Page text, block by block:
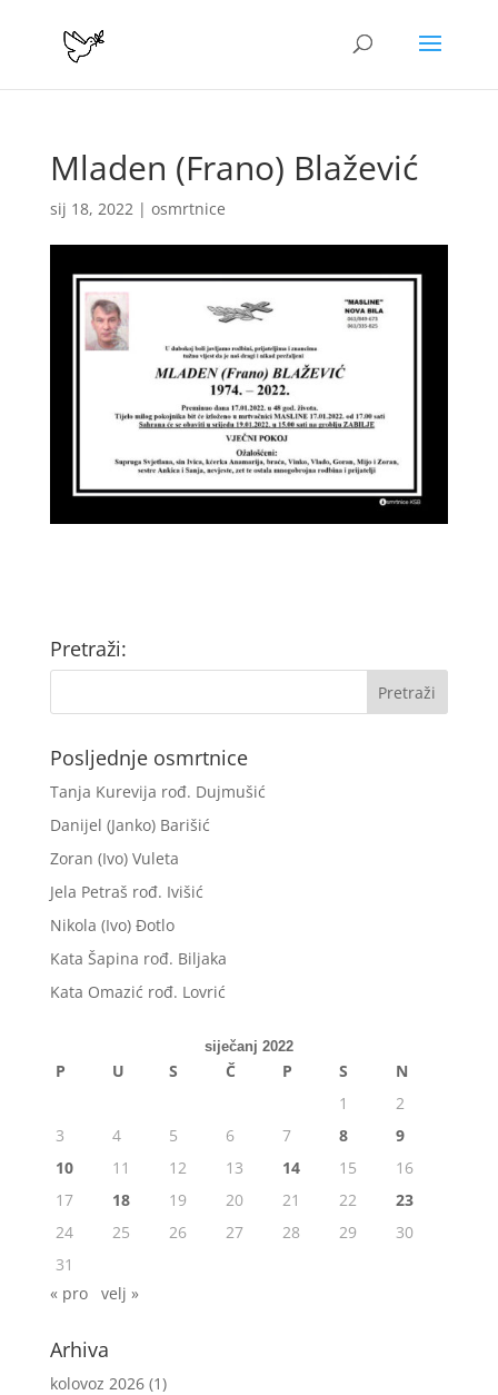
Mladen (Frano) Blažević
sij 18, 2022| osmrtnice
Pretraži:
Posljednje osmrtnice
Tanja Kurevija rođ. Dujmušić
Danijel (Janko) Barišić
Zoran (Ivo) Vuleta
Jela Petraš rođ. Ivišić
Nikola (Ivo) Đotlo
Kata Šapina rođ. Biljaka
Kata Omazić rođ. Lovrić
siječanj 2022
P U S Č P S
N
1
2
3
4 5 6 7 8
9
10
11 12 13 14 15
16
17
18 19 20 21 22
23
24
25 26 27 28 29
30
31
« pro
velj »
Arhiva
kolovoz 2026(1)